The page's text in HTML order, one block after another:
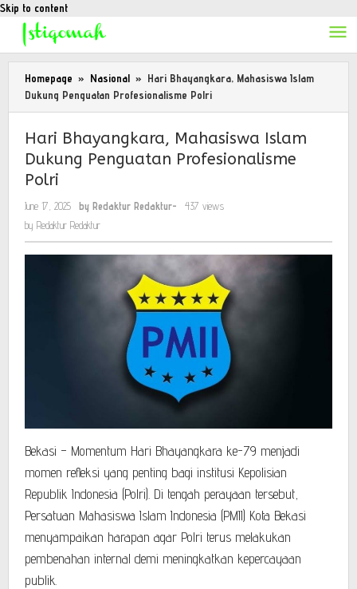
Skip to content
Homepage » Nasional » Hari Bhayangkara, Mahasiswa Islam
Dukung Penguatan Profesionalisme Polri
Hari Bhayangkara, Mahasiswa Islam
Dukung Penguatan Profesionalisme
Polri
June 17, 2025 by Redaktur Redaktur-
437 views
by Redaktur Redaktur
Bekasi – Momentum Hari Bhayangkara ke-79 menjadi
momen refleksi yang penting bagi institusi Kepolisian
Republik Indonesia (Polri). Di tengah perayaan tersebut,
Persatuan Mahasiswa Islam Indonesia (PMII) Kota Bekasi
menyampaikan harapan agar Polri terus melakukan
pembenahan internal demi meningkatkan kepercayaan
publik.